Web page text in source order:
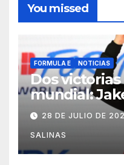
You missed
FORMULA E NOTICIAS
Dos
mundial:
28 DE JULIO DE
SALINAS